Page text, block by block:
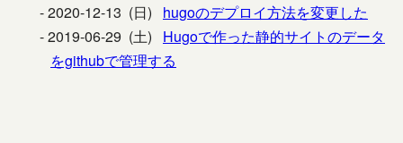
2020-12-13 (日)
hugoのデプロイ方法を変更した
2019-06-29 (土)
Hugoで作った静的サイトのデータ
をgithubで管理する